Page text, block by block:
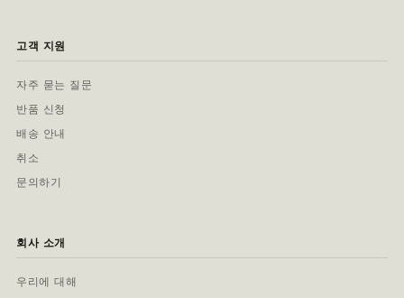
고객 지원
자주 묻는 질문
반품 신청
배송 안내
취소
문의하기
회사 소개
우리에 대해